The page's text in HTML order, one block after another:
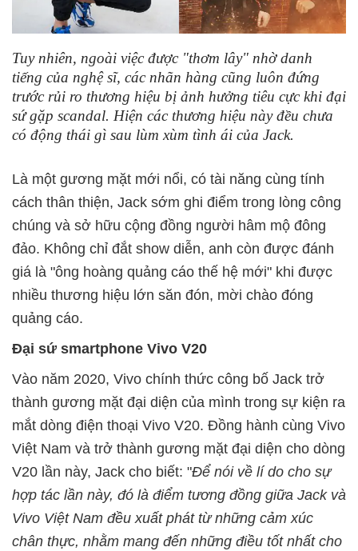
Tuy nhiên, ngoài việc được "thơm lây" nhờ danh
tiếng của nghệ sĩ, các nhãn hàng cũng luôn đứng
trước rủi ro thương hiệu bị ảnh hưởng tiêu cực khi đại
sứ gặp scandal. Hiện các thương hiệu này đều chưa
có động thái gì sau lùm xùm tình ái của Jack.
Là một gương mặt mới nổi, có tài năng cùng tính
cách thân thiện, Jack sớm ghi điểm trong lòng công
chúng và sở hữu cộng đồng người hâm mộ đông
đảo. Không chỉ đắt show diễn, anh còn được đánh
giá là "ông hoàng quảng cáo thế hệ mới" khi được
nhiều thương hiệu lớn săn đón, mời chào đóng
quảng cáo.
Đại sứ smartphone Vivo V20
Vào năm 2020, Vivo chính thức công bố Jack trở
thành gương mặt đại diện của mình trong sự kiện ra
mắt dòng điện thoại Vivo V20. Đồng hành cùng Vivo
Việt Nam và trở thành gương mặt đại diện cho dòng
V20 lần này, Jack cho biết: "Để nói về lí do cho sự
hợp tác lần này, đó là điểm tương đồng giữa Jack và
Vivo Việt Nam đều xuất phát từ những cảm xúc
chân thực, nhằm mang đến những điều tốt nhất cho